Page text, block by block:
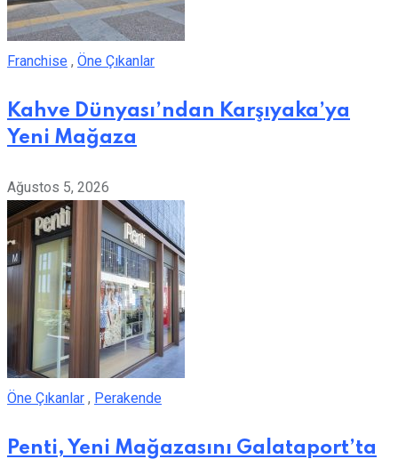
Franchise , Öne Çıkanlar
Kahve Dünyası’ndan Karşıyaka’ya
Yeni Mağaza
Ağustos 5, 2026
Öne Çıkanlar , Perakende
Penti, Yeni Mağazasını Galataport’ta